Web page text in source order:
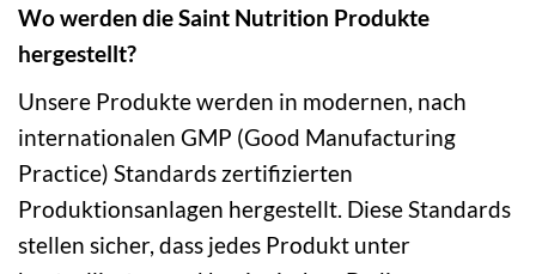
Wo werden die Saint Nutrition Produkte
hergestellt?
Unsere Produkte werden in modernen, nach
internationalen GMP (Good Manufacturing
Practice) Standards zertifizierten
Produktionsanlagen hergestellt. Diese Standards
stellen sicher, dass jedes Produkt unter